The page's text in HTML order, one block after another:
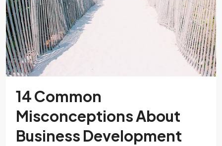
14 Common
Misconceptions About
Business Development